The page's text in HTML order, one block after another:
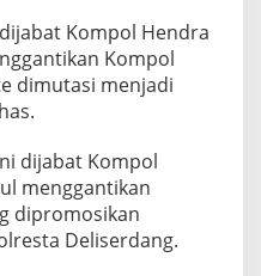
Kompol Hendra
Kompol
dimutasi menjadi
dijabat Kompol
menggantikan
dipromosikan
Deliserdang.